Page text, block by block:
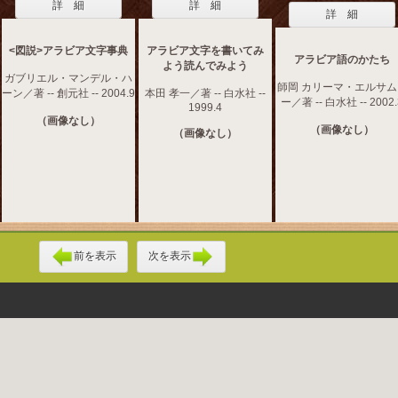
詳 細
<図説>アラビア文字事典
ガブリエル・マンデル・ハ
ーン／著 -- 創元社 -- 2004.9
（画像なし）
詳 細
アラビア文字を書いてみ
よう読んでみよう
本田 孝一／著 -- 白水社 --
1999.4
（画像なし）
詳 細
アラビア語のかたち
師岡 カリーマ・エルサ
ー／著 -- 白水社 --
（画像なし）
前を表示 次を表示